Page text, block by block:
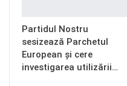
Partidul Nostru
sesizează Parchetul
European și cere
investigarea utilizării…